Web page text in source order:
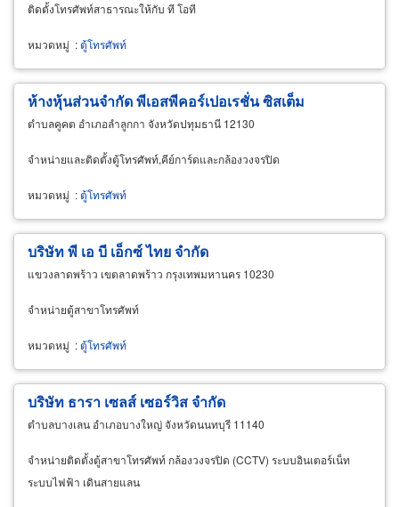
ติดตั้งโทรศัพท์สาธารณะให้กับ ที โอที
หมวดหมู่ :ตู้โทรศัพท์
ห้างหุ้นส่วนจำกัด พีเอสพีคอร์เปอเรชั่น ซิสเต็ม
ตำบลคูคต อำเภอลำลูกกา จังหวัดปทุมธานี 12130
จำหน่ายและติดตั้งตู้โทรศัพท์,คีย์การ์ดและกล้องวงจรปิด
หมวดหมู่ :ตู้โทรศัพท์
บริษัท พี เอ บี เอ็กซ์ ไทย จำกัด
แขวงลาดพร้าว เขตลาดพร้าว กรุงเทพมหานคร 10230
จำหน่ายตู้สาขาโทรศัพท์
หมวดหมู่ :ตู้โทรศัพท์
บริษัท ธารา เซลส์ เซอร์วิส จำกัด
ตำบลบางเลน อำเภอบางใหญ่ จังหวัดนนทบุรี 11140
จำหน่ายติดตั้งตู้สาขาโทรศัพท์ กล้องวงจรปิด (CCTV) ระบบอินเตอร์เน็ท
ระบบไฟฟ้า เดินสายแลน